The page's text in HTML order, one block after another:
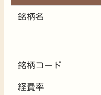
銘柄名
銘柄コード
経費率